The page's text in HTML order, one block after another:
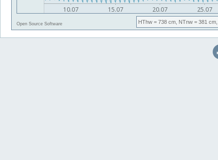
Open Source Software HThw = 738 cm, NTnw = 381 cm,